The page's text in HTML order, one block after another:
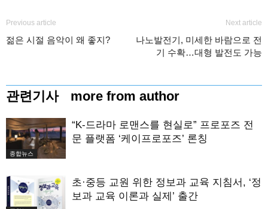
Previous article
젊은 시절 음악이 왜 좋지?
Next article
나노발전기, 미세한 바람으로 전
기 수확…대형 발전도 가능
관련기사 more from author
종합뉴스
“K-드라마 로맨스를 현실로” 프로포즈 전
문 플랫폼 ‘케이프로포즈’ 론칭
초·중등 교원 위한 정보과 교육 지침서, ‘정
보과 교육 이론과 실제’ 출간